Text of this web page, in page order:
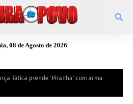
08 de Agosto de 2026
Tática prende 'Piranha' com arma